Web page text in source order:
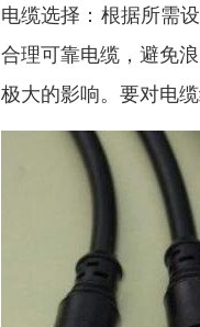
电缆选择：根据所需
合理可靠电缆，避免
极大的影响。要对电